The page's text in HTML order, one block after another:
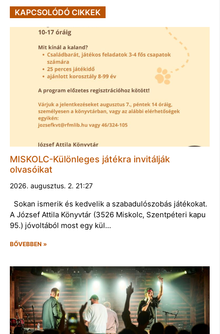
KAPCSOLÓDÓ CIKKEK
MISKOLC-Különleges játékra invitálják
olvasóikat
2026. augusztus. 2. 21:27
Sokan ismerik és kedvelik a szabadulószobás játékokat.
A József Attila Könyvtár (3526 Miskolc, Szentpéteri kapu
95.) jóvoltából most egy kül…
BŐVEBBEN »